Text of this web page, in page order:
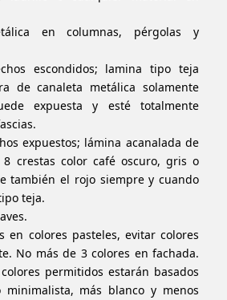
en columnas, pérgolas y
escondidos; lamina tipo teja
de canaleta metálica solamente
expuesta y esté totalmente
expuestos; lámina acanalada de
crestas color café oscuro, gris o
también el rojo siempre y cuando
teja.
en colores pasteles, evitar colores
No más de 3 colores en fachada.
permitidos estarán basados
minimalista, más blanco y menos